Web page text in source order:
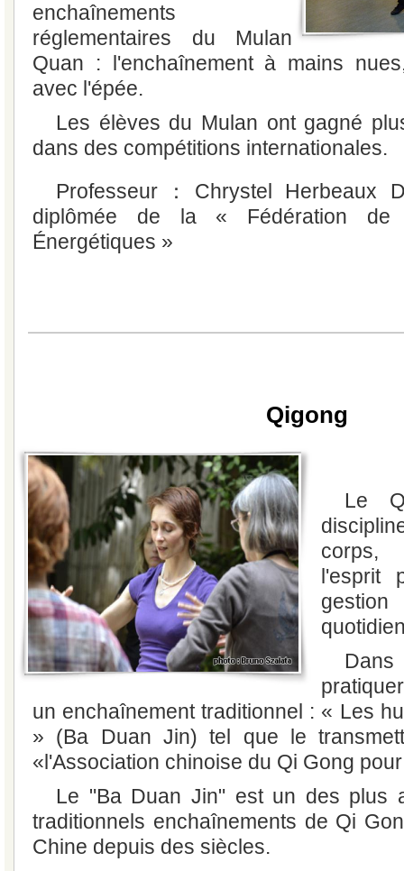
enchaînements
réglementaires du Mulan
Quan : l'enchaînement à mains
avec l'épée.
Les élèves du Mulan ont gagné
dans des compétitions internationales.
Professeur：Chrystel Herbeaux
diplômée de la « Fédération
Énergétiques »
Qigong
Le
corps,
l'esprit
un enchaînement traditionnel : « Les
» (Ba Duan Jin) tel que le
«l'Association chinoise du Qi Gong
Le "Ba Duan Jin" est un des plus
traditionnels enchaînements de Qi
Chine depuis des siècles.